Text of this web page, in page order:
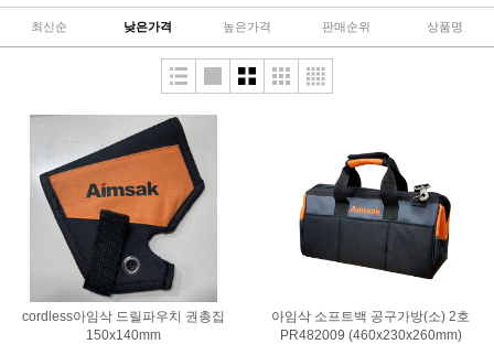
최신순 낮은가격 높은가격 판매순위 상품명
cordless아임삭 드릴파우치 권총집
150x140mm
아임삭 소프트백 공구가방(소) 2호
PR482009 (460x230x260mm)